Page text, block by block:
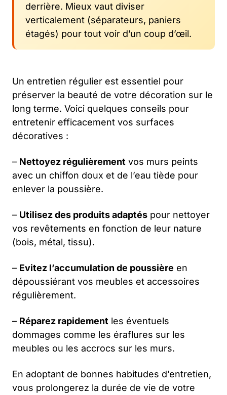
derrière. Mieux vaut diviser
verticalement (séparateurs, paniers
étagés) pour tout voir d’un coup d’œil.
Un entretien régulier est essentiel pour
préserver la beauté de votre décoration sur le
long terme. Voici quelques conseils pour
entretenir efficacement vos surfaces
décoratives :
– Nettoyez régulièrement vos murs peints
avec un chiffon doux et de l’eau tiède pour
enlever la poussière.
– Utilisez des produits adaptés pour nettoyer
vos revêtements en fonction de leur nature
(bois, métal, tissu).
– Evitez l’accumulation de poussière en
dépoussiérant vos meubles et accessoires
régulièrement.
– Réparez rapidement les éventuels
dommages comme les éraflures sur les
meubles ou les accrocs sur les murs.
En adoptant de bonnes habitudes d’entretien,
vous prolongerez la durée de vie de votre